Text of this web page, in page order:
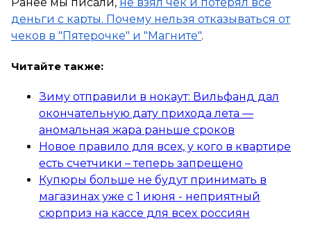
деньги с карты. Почему нельзя отказываться от
чеков в "Пятерочке" и "Магните".
Читайте также:
Зиму отправили в нокаут: Вильфанд дал
окончательную дату прихода лета —
аномальная жара раньше сроков
Новое правило для всех, у кого в квартире
есть счетчики – теперь запрещено
Купюры больше не будут принимать в
магазинах уже с 1 июня - неприятный
сюрприз на кассе для всех россиян